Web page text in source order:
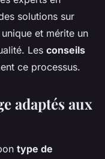
solutions sur
et mérite un
Les conseils
ce processus.
adaptés aux
type de